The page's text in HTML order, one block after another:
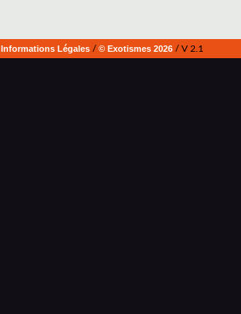
Informations Légales/ © Exotismes 2026/ V 2.1